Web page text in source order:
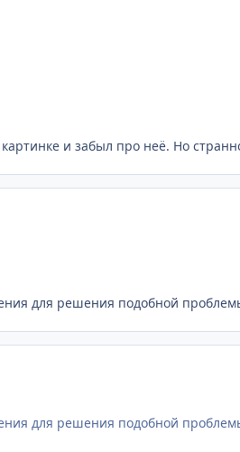
и забыл про неё. Но
для решения подобной
для решения подобной